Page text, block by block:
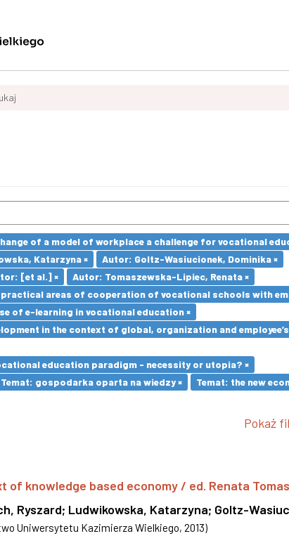
of a model of workplace a challenge for vocational
Katarzyna ×
Autor: Goltz-Wasiucionek, Dominika ×
[et al.] ×
Autor: Tomaszewska-Lipiec, Renata ×
areas of cooperation of vocational schools with
of e-learning in vocational education ×
in the context of global, organization and
education paradigm - necessity or utopia? ×
Temat: gospodarka oparta na wiedzy ×
Temat: the new
Pokaż
knowledge based economy / ed. Renata
Ryszard; Ludwikowska, Katarzyna; Goltz-
Uniwersytetu Kazimierza Wielkiego, 2013)